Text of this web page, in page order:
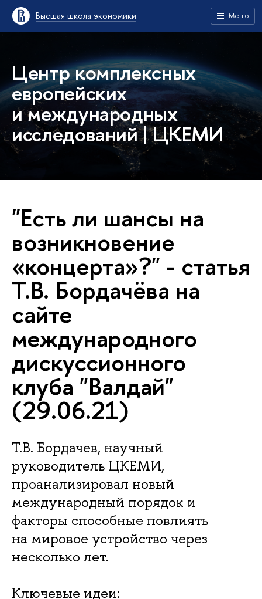
Высшая школа экономики Меню
Центр комплексных
европейских
и международных
исследований | ЦКЕМИ
"Есть ли шансы на
возникновение
«концерта»?" - статья
Т.В. Бордачёва на
сайте
международного
дискуссионного
клуба "Валдай"
(29.06.21)
Т.В. Бордачев, научный
руководитель ЦКЕМИ,
проанализировал новый
международный порядок и
факторы способные повлиять
на мировое устройство через
несколько лет.
Ключевые идеи: